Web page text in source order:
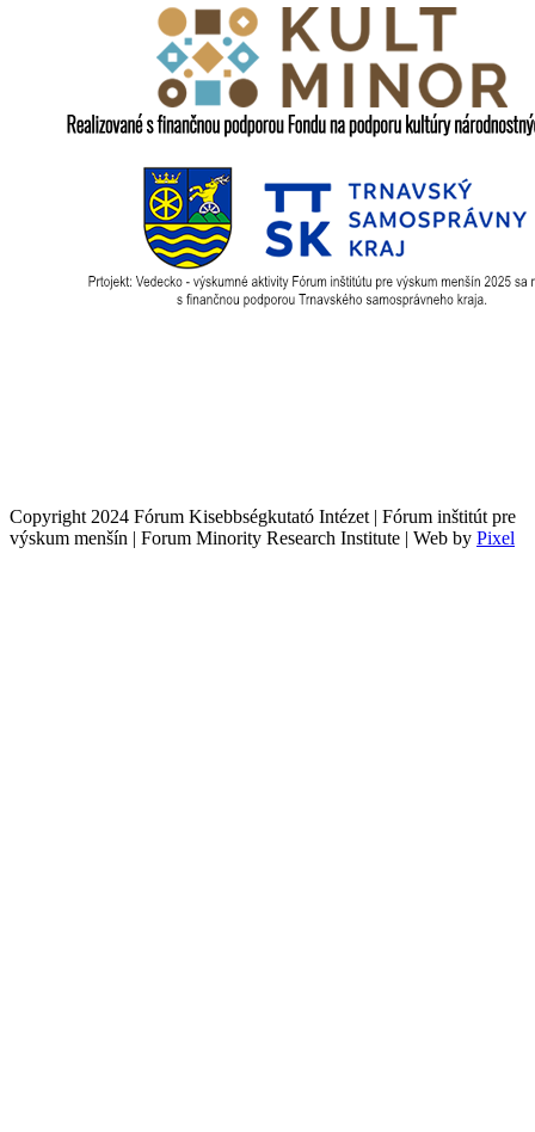
Copyright 2024 Fórum Kisebbségkutató Intézet | Fórum inštitút pre
výskum menšín | Forum Minority Research Institute | Web by Pixel